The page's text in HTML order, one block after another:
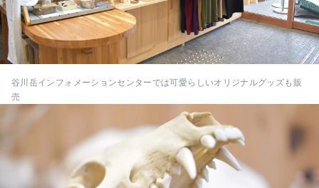
谷川岳インフォメーションセンターでは可愛らしいオリジナルグッズも販
売